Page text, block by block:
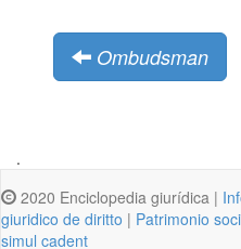
Ombudsman
.
2020 Enciclopedia giurídica |
giuridico de diritto | Patrimonio
simul cadent